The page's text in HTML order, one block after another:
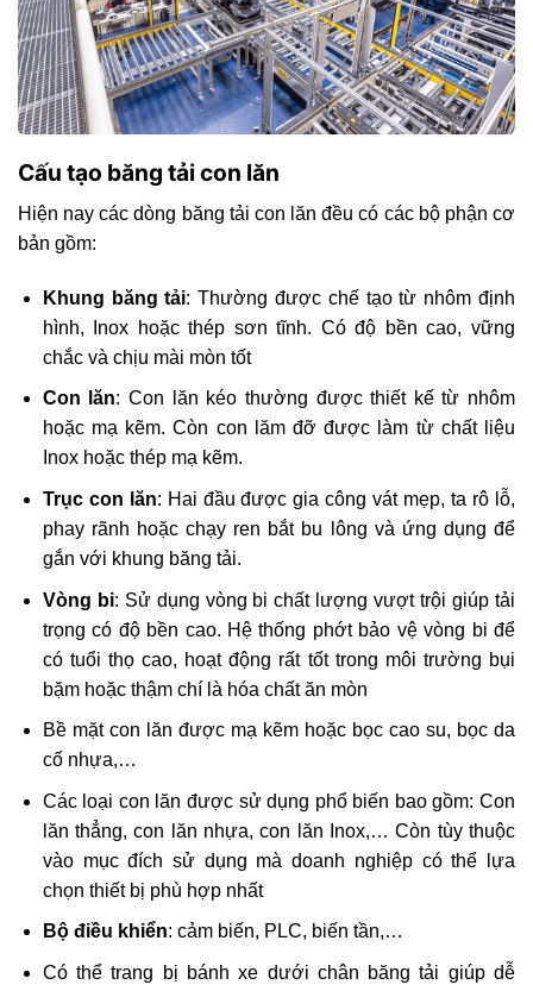
Cấu tạo băng tải con lăn
Hiện nay các dòng băng tải con lăn đều có các bộ phận cơ
bản gồm:
Khung băng tải: Thường được chế tạo từ nhôm định
hình, Inox hoặc thép sơn tĩnh. Có độ bền cao, vững
chắc và chịu mài mòn tốt
Con lăn: Con lăn kéo thường được thiết kế từ nhôm
hoặc mạ kẽm. Còn con lăm đỡ được làm từ chất liệu
Inox hoặc thép mạ kẽm.
Trục con lăn: Hai đầu được gia công vát mẹp, ta rô lỗ,
phay rãnh hoặc chạy ren bắt bu lông và ứng dụng để
gắn với khung băng tải.
Vòng bi: Sử dụng vòng bi chất lượng vượt trội giúp tải
trọng có độ bền cao. Hệ thống phớt bảo vệ vòng bi để
có tuổi thọ cao, hoạt động rất tốt trong môi trường bụi
bặm hoặc thậm chí là hóa chất ăn mòn
Bề mặt con lăn được mạ kẽm hoặc bọc cao su, bọc da
cố nhựa,…
Các loại con lăn được sử dụng phổ biến bao gồm: Con
lăn thẳng, con lăn nhựa, con lăn Inox,… Còn tùy thuộc
vào mục đích sử dụng mà doanh nghiệp có thể lựa
chọn thiết bị phù hợp nhất
Bộ điều khiển: cảm biến, PLC, biến tần,…
Có thể trang bị bánh xe dưới chân băng tải giúp dễ